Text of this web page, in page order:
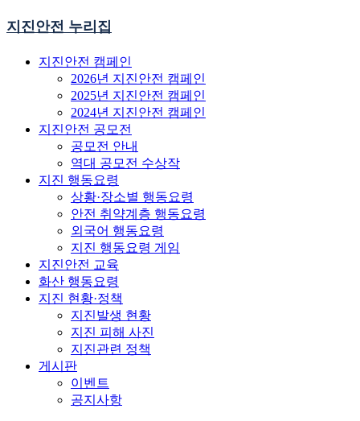
지진안전 누리집
지진안전 캠페인
2026년 지진안전 캠페인
2025년 지진안전 캠페인
2024년 지진안전 캠페인
지진안전 공모전
공모전 안내
역대 공모전 수상작
지진 행동요령
상황·장소별 행동요령
안전 취약계층 행동요령
외국어 행동요령
지진 행동요령 게임
지진안전 교육
화산 행동요령
지진 현황·정책
지진발생 현황
지진 피해 사진
지진관련 정책
게시판
이벤트
공지사항